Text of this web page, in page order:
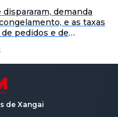
demanda
e as taxas
pedidos e de
[Revisão Semanal do
Esmaltados da SMM]
de Xangai